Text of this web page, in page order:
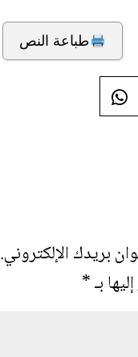
طباعة النص
بريدك الإلكتروني.
بـ*